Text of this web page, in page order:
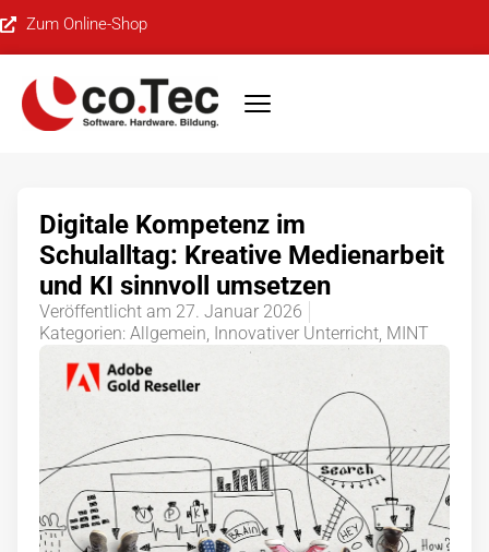
Zum Online-Shop
Digitale Kompetenz im
Schulalltag: Kreative Medienarbeit
und KI sinnvoll umsetzen
Veröffentlicht am 27. Januar 2026
Kategorien: Allgemein, Innovativer Unterricht, MINT